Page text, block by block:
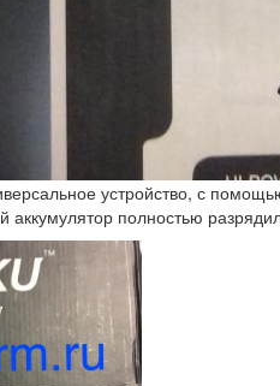
устройство, с
аккумулятор полностью